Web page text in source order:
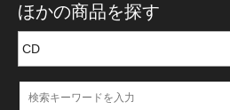
ほかの商品を探す